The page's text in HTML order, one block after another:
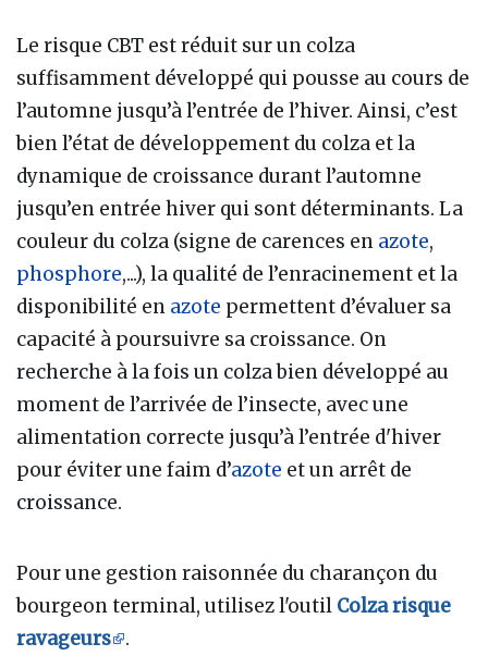
Le risque CBT est réduit sur un colza
suffisamment développé qui pousse au cours de
l’automne jusqu’à l’entrée de l’hiver. Ainsi, c’est
bien l’état de développement du colza et la
dynamique de croissance durant l’automne
jusqu’en entrée hiver qui sont déterminants. La
couleur du colza (signe de carences en azote,
phosphore,...), la qualité de l’enracinement et la
disponibilité en azote permettent d’évaluer sa
capacité à poursuivre sa croissance. On
recherche à la fois un colza bien développé au
moment de l’arrivée de l’insecte, avec une
alimentation correcte jusqu’à l’entrée d'hiver
pour éviter une faim d’azote et un arrêt de
croissance.
Pour une gestion raisonnée du charançon du
bourgeon terminal, utilisez l'outil Colza risque
ravageurs
.